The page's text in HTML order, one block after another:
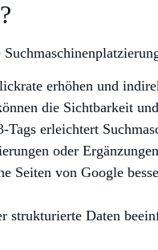
erhöhen und
die Sichtbarkeit
erleichtert
oder
Seiten von Google
Daten